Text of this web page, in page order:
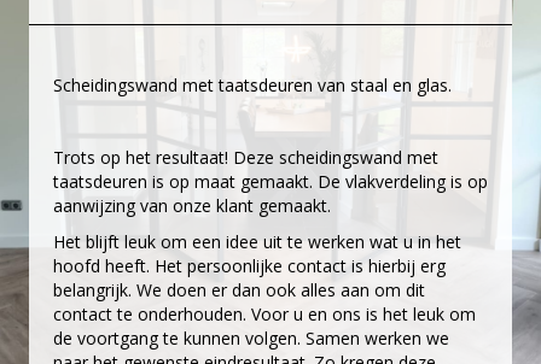
Scheidingswand met taatsdeuren van staal en glas.
Trots op het resultaat! Deze scheidingswand met
taatsdeuren is op maat gemaakt. De vlakverdeling is op
aanwijzing van onze klant gemaakt.
Het blijft leuk om een idee uit te werken wat u in het
hoofd heeft. Het persoonlijke contact is hierbij erg
belangrijk. We doen er dan ook alles aan om dit
contactte onderhouden. Voor u en ons is het leuk om
de voortgang te kunnen volgen. Samen werken we